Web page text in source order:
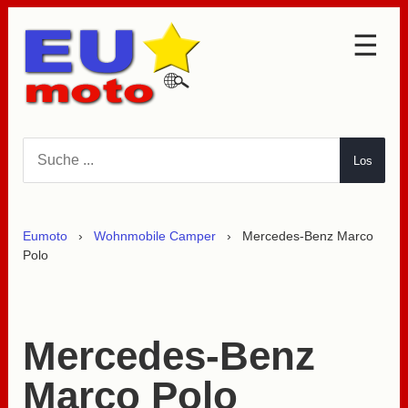
Los
Eumoto › Wohnmobile Camper › Mercedes-Benz Marco
Polo
Mercedes-Benz
Marco Polo
☰
Auto Neuheiten
Auto Klassiker
Auto Legenden
Wohnmobile Camper
Adria Matrix Axess